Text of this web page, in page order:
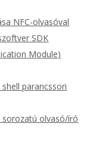
NFC-olvasóval
SDK
Module)
parancssori
sorozatú olvasó/író